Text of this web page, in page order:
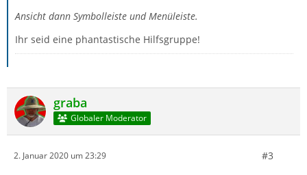
Ansicht dann Symbolleiste und Menüleiste.
Ihr seid eine phantastische Hilfsgruppe!
graba
Globaler Moderator
2. Januar 2020 um 23:29 #3